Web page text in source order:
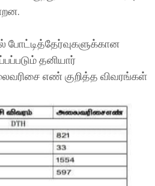
போட்டித்தேர்வுகளுக்கான
தனியார்
எண் குறித்த விவரங்கள்